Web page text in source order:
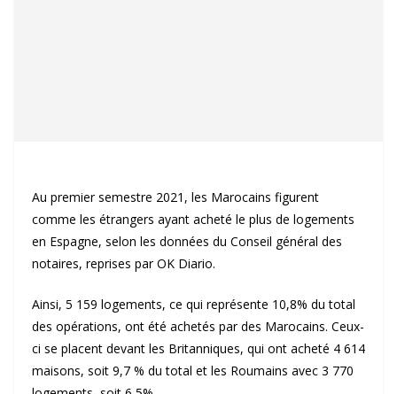
Au premier semestre 2021, les Marocains figurent
comme les étrangers ayant acheté le plus de logements
en Espagne, selon les données du Conseil général des
notaires, reprises par OK Diario.
Ainsi, 5 159 logements, ce qui représente 10,8% du total
des opérations, ont été achetés par des Marocains. Ceux-
ci se placent devant les Britanniques, qui ont acheté 4 614
maisons, soit 9,7 % du total et les Roumains avec 3 770